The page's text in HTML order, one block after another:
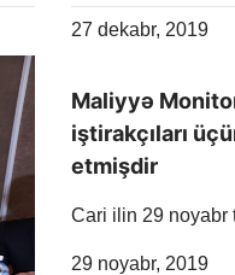
Release Date
27 dekabr, 2019
Maliyyə
iştirakçıları
etmişdir
Cari ilin 29 noyabr
Release Date
29 noyabr, 2019